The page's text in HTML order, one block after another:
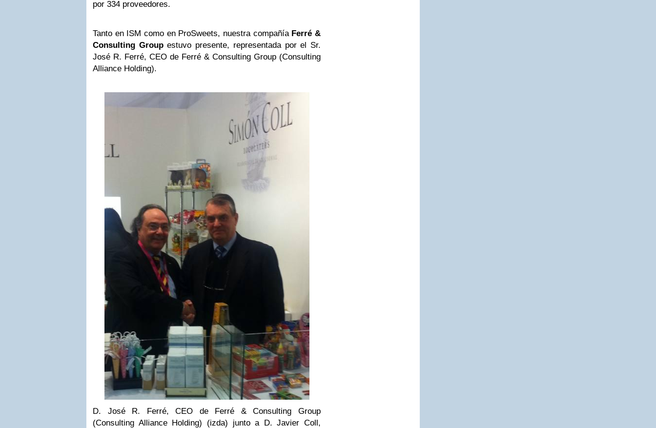
por 334 proveedores.
Tanto en ISM como en ProSweets, nuestra compañía Ferré &
Consulting Groupestuvo presente, representada por el Sr.
José R. Ferré, CEO de Ferré & Consulting Group (Consulting
Alliance Holding).
D. José R. Ferré, CEO de Ferré & Consulting Group
(Consulting Alliance Holding) (izda) junto a D. Javier Coll,